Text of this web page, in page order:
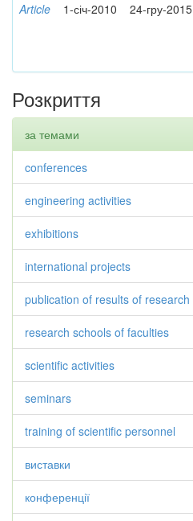
Article 1-січ-2010 24-гру-2015
Розкриття
за темами
conferences
engineering activities
exhibitions
international projects
publication of results of research
research schools of faculties
scientific activities
seminars
training of scientific personnel
виставки
конференції